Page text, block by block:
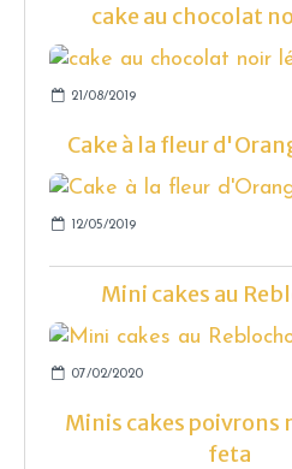
cake au chocolat
21/08/2019
Cake à la fleur
12/05/2019
Mini cakes au
07/02/2020
Minis cakes poivrons
feta